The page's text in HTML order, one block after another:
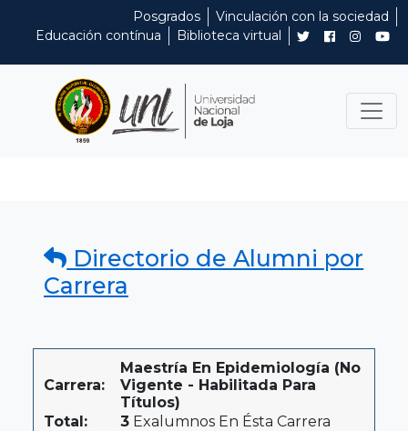
Posgrados
Vinculación con la sociedad
Educación contínua
Biblioteca virtual
Directorio de Alumni por
Carrera
Carrera:
Maestría En Epidemiología (No
Vigente - Habilitada Para
Títulos)
Total:
3 Exalumnos En Ésta Carrera